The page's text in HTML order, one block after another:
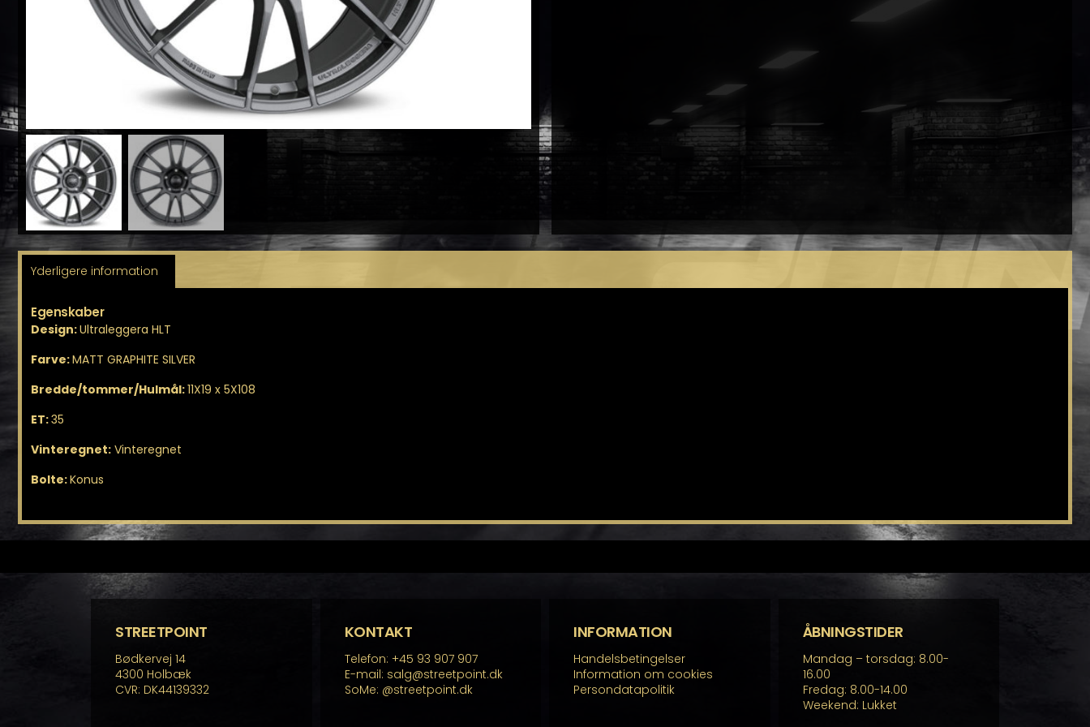
Yderligere information
Egenskaber
Design:Ultraleggera HLT
Farve:MATT GRAPHITE SILVER
Bredde/tommer/Hulmål:11X19 x 5X108
ET:35
Vinteregnet: Vinteregnet
Bolte:Konus
STREETPOINT
Bødkervej 14
4300 Holbæk
CVR: DK44139332
KONTAKT
Telefon: +45 93 907 907
E-mail: salg@streetpoint.dk
SoMe: @streetpoint.dk
INFORMATION
Handelsbetingelser
Information om cookies
Persondatapolitik
ÅBNINGSTIDER
Mandag – torsdag: 8.00-
16.00
Fredag: 8.00-14.00
Weekend: Lukket